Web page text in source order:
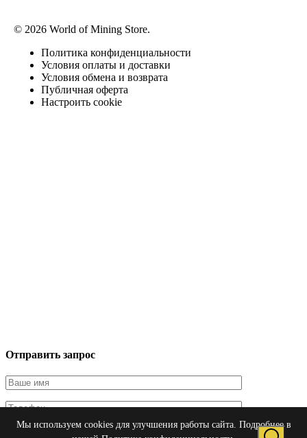
© 2026 World of Mining Store.
Политика конфиденциальности
Условия оплаты и доставки
Условия обмена и возврата
Публичная оферта
Настроить cookie
Отправить запрос
Я даю согласие на обработку персональных данных в
Мы используем cookies для улучшения работы сайта. Подробнее в